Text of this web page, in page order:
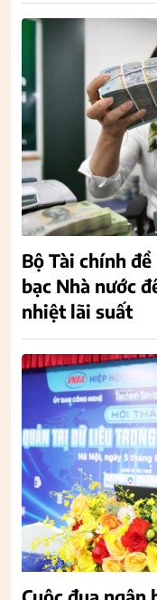
Bộ Tài chính
bạc Nhà nước
nhiệt lãi suất